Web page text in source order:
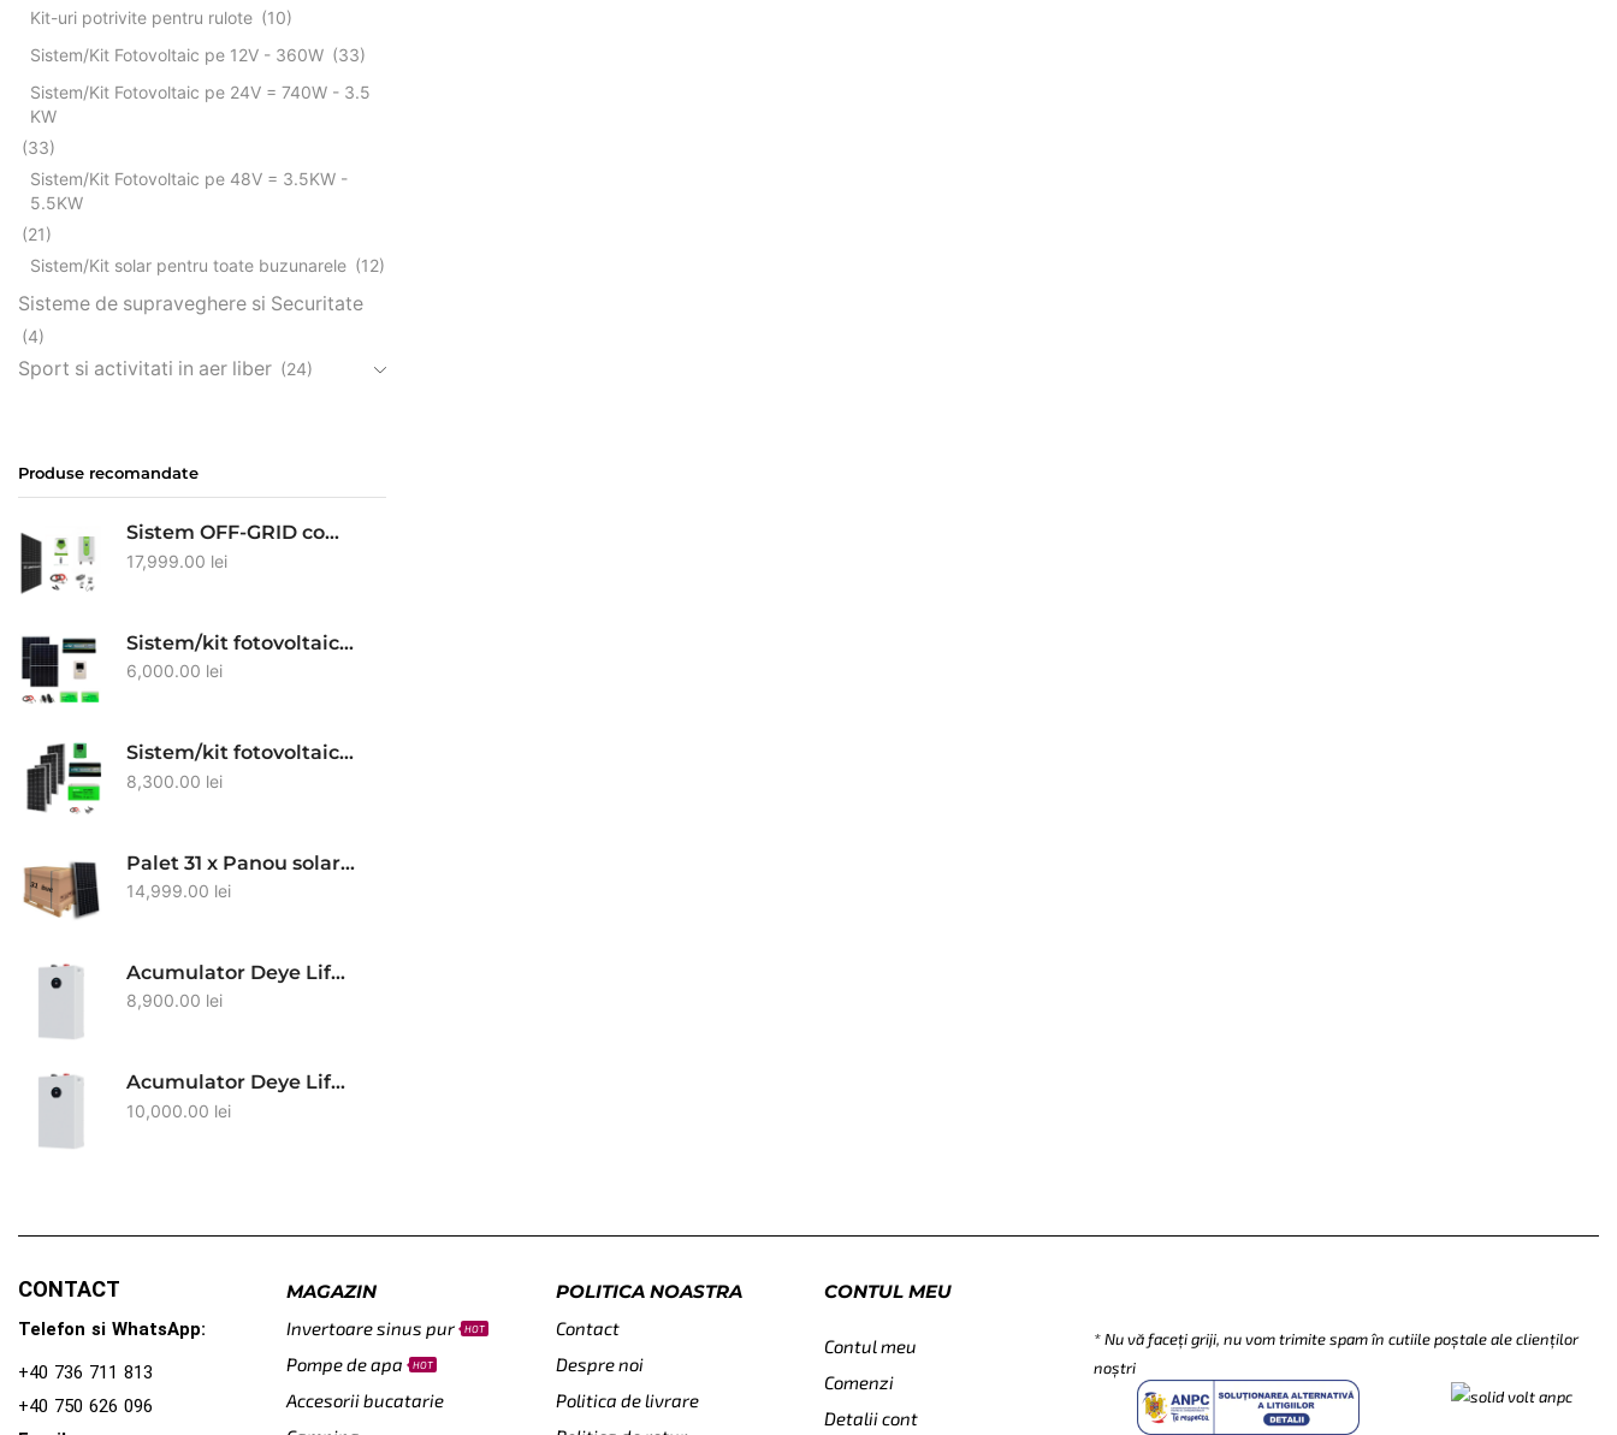
Kit-uri potrivite pentru rulote (10)
Sistem/Kit Fotovoltaic pe 12V - 360W (33)
Sistem/Kit Fotovoltaic pe 24V = 740W - 3.5
KW
(33)
Sistem/Kit Fotovoltaic pe 48V = 3.5KW -
5.5KW
(21)
Sistem/Kit solar pentru toate buzunarele (12)
Sisteme de supraveghere si Securitate
(4)
Sport si activitati in aer liber (24)
Produse recomandate
Sistem OFF-GRID complet cu 10 panouri fotovoltaice 460W, baterie LiFePO4 15.36kw Solid Volt si invertor HIBRID de 6.5kw pe 48V, panou solar
17,999.00 lei
Sistem/kit fotovoltaic cu 2 x panouri solare 460W + Invertor sinus pur 4000/8000W 24V + MPPT 40A + baterii solare GEL 100Ah + conectori si cablu
6,000.00 lei
Sistem/kit fotovoltaic cu 4 panouri solare 200W + Invertor sinus pur 6000W/12000W Solid Volt + MPPT 80A + baterie GEL 150Ah + conectori si cablu
8,300.00 lei
Palet 31 x Panou solar monocristalin TW Solar 575W bifacial N-type Half-cell
14,999.00 lei
Acumulator Deye Lifepo4 SE-F12 11,8 kWh 51.2V 230Ah
8,900.00 lei
Acumulator Deye Lifepo4 SE-F16 kWh 51.2V 314Ah IP21
10,000.00 lei
CONTACT
Telefon si WhatsApp:
+40 736 711 813
+40 750 626 096
MAGAZIN
Invertoare sinus pur HOT
Pompe de apa HOT
Accesorii bucatarie
POLITICA NOASTRA
Contact
Despre noi
Politica de livrare
CONTUL MEU
Contul meu
Comenzi
Detalii cont
* Nu vă faceți griji, nu vom trimite spam în cutiile poștale ale clienților
noștri